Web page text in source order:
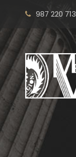
987 220 713